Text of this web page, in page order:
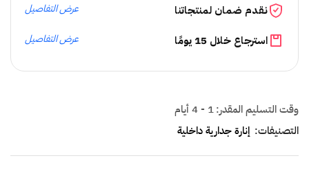
نقدم ضمان لمنتجاتنا عرض التفاصيل
استرجاع خلال 15 يومًا عرض التفاصيل
وقت التسليم المقدر:1 - 4 أيام
التصنيفات: إنارة جدارية داخلية